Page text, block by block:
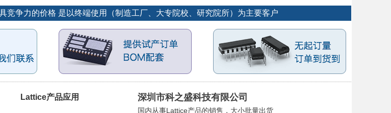
竞争力的价格 是以终端使用（制造工厂、大专院校、研究院所）为主要客户
Lattice产品应用 深圳市科之盛科技有限公司
国内从事Lattice产品的销售，大小批量出货